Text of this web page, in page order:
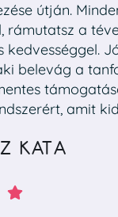
útján.
rámutatsz a
kedvességgel.
belevág a
amit
KATA